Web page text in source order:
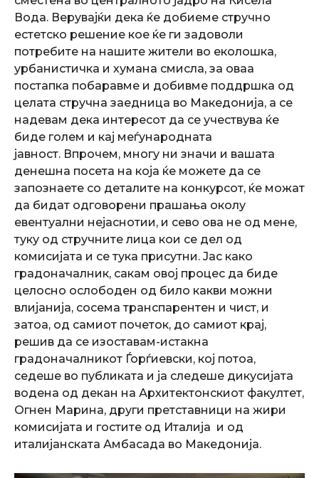
Вода. Верувајќи дека ќе добиеме стручно
естетско решение кое ќе ги задоволи
потребите на нашите жители во еколошка,
урбанистичка и хумана смисла, за оваа
постапка побаравме и добивме поддршка од
целата стручна заедница во Македонија, а се
надевам дека интересот да се учествува ќе
биде голем и кај меѓународната
јавност. Впрочем, многу ни значи и вашата
денешна посета на која ќе можете да се
запознаете со деталите на конкурсот, ќе можат
да бидат одговорени прашања околу
евентуални нејаснотии, и сево ова не од мене,
туку од стручните лица кои се дел од
комисијата и се тука присутни. Јас како
градоначалник, сакам овој процес да биде
целосно ослободен од било какви можни
влијанија, сосема транспарентен и чист, и
затоа, од самиот почеток, до самиот крај,
решив да се изоставам-истакна
градоначалникот Ѓорѓиевски, кој потоа,
седеше во публиката и ја следеше дикусијата
водена од декан на Архитектонскиот факултет,
Огнен Марина, други претставници на жири
комисијата и гостите од Италија и од
италијанската Амбасада во Македонија.